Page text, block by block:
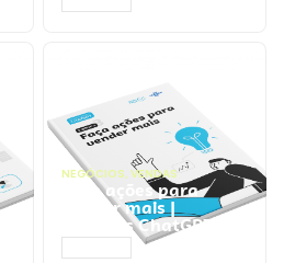
NEGÓCIOS, VENDAS
Faça ações para
vender mais |
Prompts ChatGPT